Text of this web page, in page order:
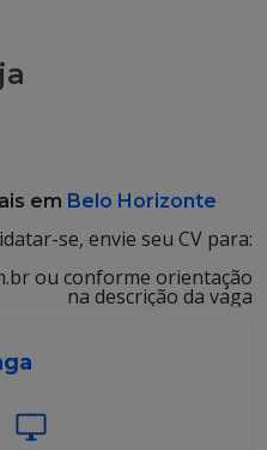
em Belo Horizonte
se, envie seu CV para:
ou conforme orientação
na descrição da vaga
desktop_windows